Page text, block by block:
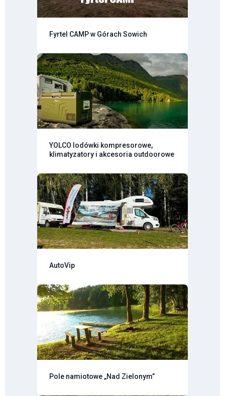
Fyrtel CAMP w Górach Sowich
YOLCO lodówki kompresorowe,
klimatyzatory i akcesoria outdoorowe
AutoVip
Pole namiotowe „Nad Zielonym”